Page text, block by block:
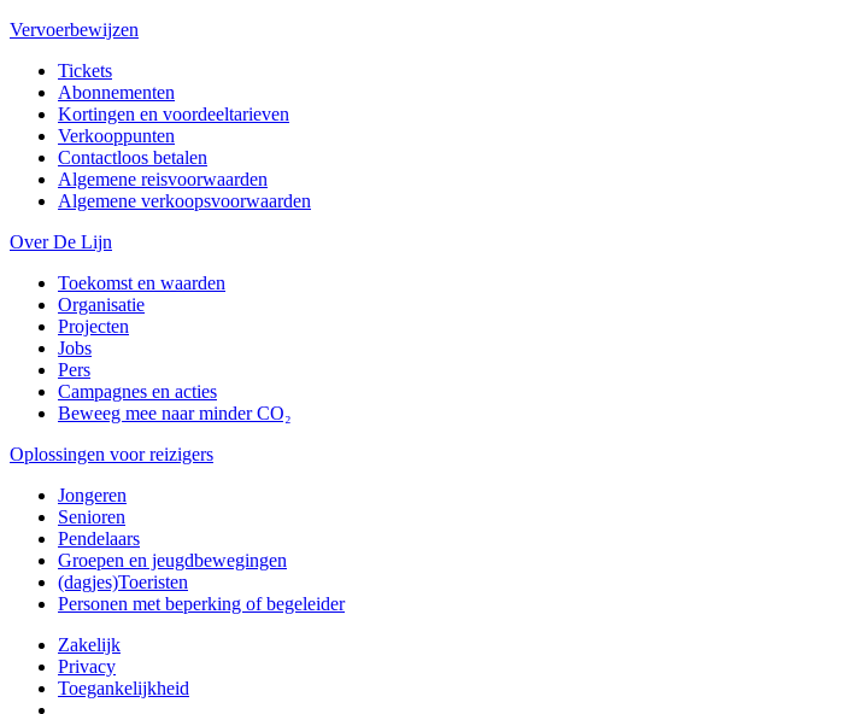
Vervoerbewijzen
Tickets
Abonnementen
Kortingen en voordeeltarieven
Verkooppunten
Contactloos betalen
Algemene reisvoorwaarden
Algemene verkoopsvoorwaarden
Over De Lijn
Toekomst en waarden
Organisatie
Projecten
Jobs
Pers
Campagnes en acties
Beweeg mee naar minder CO₂
Oplossingen voor reizigers
Jongeren
Senioren
Pendelaars
Groepen en jeugdbewegingen
(dagjes)Toeristen
Personen met beperking of begeleider
Zakelijk
Privacy
Toegankelijkheid